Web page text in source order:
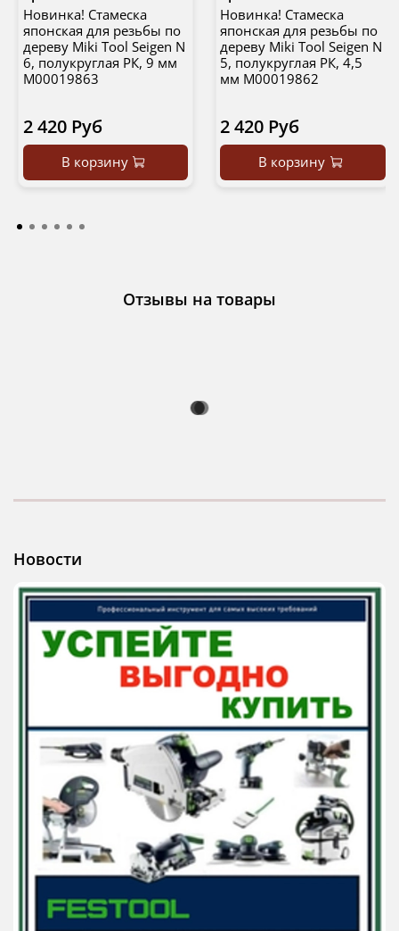
Новинка! Стамеска
японская для резьбы по
дереву Miki Tool Seigen N
6, полукруглая РК, 9 мм
М00019863
2 420 Руб
В корзину
Новинка! Стамеска
японская для резьбы по
дереву Miki Tool Seigen N
5, полукруглая РК, 4,5
мм М00019862
2 420 Руб
В корзину
Отзывы на товары
Новости